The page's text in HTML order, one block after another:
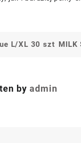
L/XL 30 szt MILK
by admin